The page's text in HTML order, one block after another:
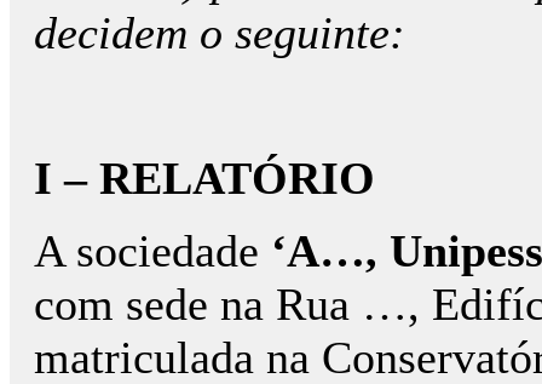
decidem o seguinte:
I – RELATÓRIO
A sociedade ‘A…,
com sede na Rua …,
matriculada na